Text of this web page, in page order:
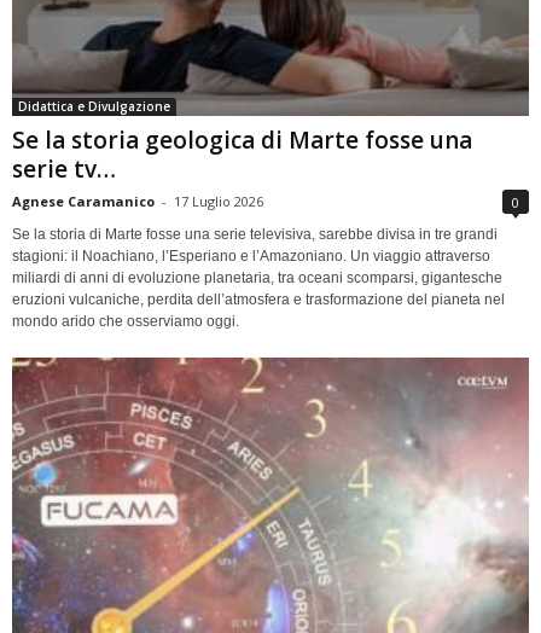
Didattica e Divulgazione
Se la storia geologica di Marte fosse una
serie tv…
Agnese Caramanico - 17 Luglio 2026 0
Se la storia di Marte fosse una serie televisiva, sarebbe divisa in tre grandi
stagioni: il Noachiano, l’Esperiano e l’Amazoniano. Un viaggio attraverso
miliardi di anni di evoluzione planetaria, tra oceani scomparsi, gigantesche
eruzioni vulcaniche, perdita dell’atmosfera e trasformazione del pianeta nel
mondo arido che osserviamo oggi.